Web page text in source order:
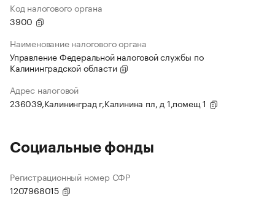
Код налогового органа
3900
Наименование налогового органа
Управление Федеральной налоговой службы по
Калининградской области
Адрес налоговой
236039,Калининград г,Калинина пл, д 1,помещ 1
Социальные фонды
Регистрационный номер СФР
1207968015